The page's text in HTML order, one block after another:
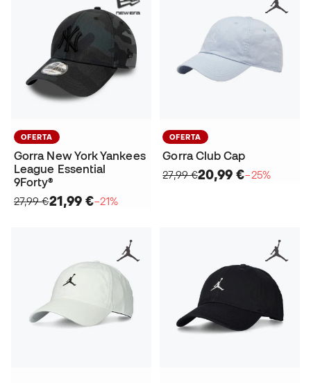
OFERTA
Gorra New York Yankees
League Essential
9Forty®
27,99 €21,99 €−21%
OFERTA
Gorra Club Cap
27,99 €20,99 €−25%